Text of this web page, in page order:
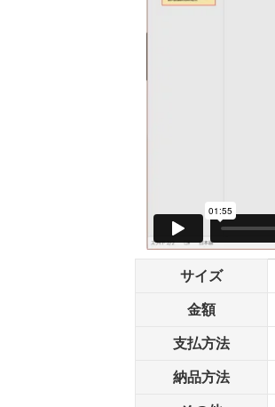
サイズ
金額
支払方法
納品方法